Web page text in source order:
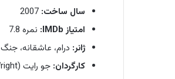
سال ساخت:
امتیاز IMDb:
نمره 7.8
ژانر: درام، عاشقانه، جنگ
کارگردان: جو رایت (Joe Wright)